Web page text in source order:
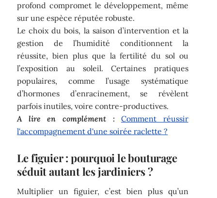
profond compromet le développement, même
sur une espèce réputée robuste.
Le choix du bois, la saison d’intervention et la
gestion de l’humidité conditionnent la
réussite, bien plus que la fertilité du sol ou
l’exposition au soleil. Certaines pratiques
populaires, comme l’usage systématique
d’hormones d’enracinement, se révèlent
parfois inutiles, voire contre-productives.
A lire en complément :
Comment réussir
l'accompagnement d'une soirée raclette ?
Le figuier : pourquoi le bouturage
séduit autant les jardiniers ?
Multiplier un figuier, c’est bien plus qu’un